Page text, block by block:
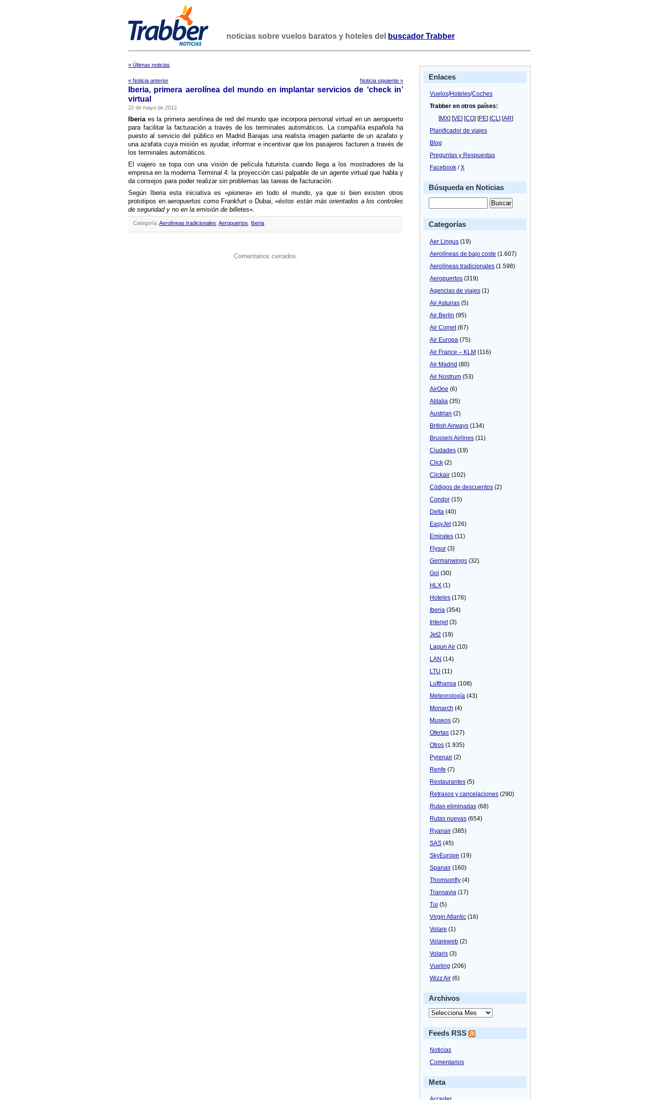
noticias sobre vuelos baratos y hoteles del buscador Trabber
» Últimas noticias
« Noticia anterior Noticia siguiente »
Iberia, primera aerolí­nea del mundo en implantar servicios de ‘check in’
virtual
22 de mayo de 2012
Iberiaes la primera aerolí­nea de red del mundo que incorpora personal virtual en un aeropuerto
para facilitar la facturación a través de los terminales automáticos. La compañí­a española ha
puesto al servicio del público en Madrid Barajas una realista imagen parlante de un azafato y
una azafata cuya misión es ayudar, informar e incentivar que los pasajeros facturen a través de
los terminales automáticos.
El viajero se topa con una visión de pelí­cula futurista cuando llega a los mostradores de la
empresa en la moderna Terminal 4: la proyección casi palpable de un agente virtual que habla y
da consejos para poder realizar sin problemas las tareas de facturación.
Según Iberia esta iniciativa es «pionera» en todo el mundo, ya que si bien existen otros
prototipos en aeropuertos como Frankfurt o Dubai, «éstos están más orientados a los controles
de seguridad y no en la emisión de billetes«.
Categoría: Aerolíneas tradicionales Aeropuertos Iberia
Comentarios cerrados.
Enlaces
Vuelos/Hoteles/Coches
Trabber en otros países:
[MX] [VE] [CO] [PE] [CL] [AR]
Planificador de viajes
Blog
Preguntas y Respuestas
Facebook /X
Búsqueda en Noticias
Categorías
Aer Lingus (19)
Aerolíneas de bajo coste (1.607)
Aerolíneas tradicionales (1.598)
Aeropuertos (319)
Agencias de viajes (1)
Air Asturias (5)
Air Berlin (95)
Air Comet(67)
Air Europa (75)
Air France – KLM (116)
Air Madrid (80)
Air Nostrum (53)
AirOne (6)
Alitalia (35)
Austrian (2)
British Airways (134)
Brussels Airlines (11)
Ciudades (19)
Click (2)
Clickair (102)
Códigos de descuentos (2)
Condor (15)
Delta (40)
EasyJet(126)
Emirates (11)
Flysur (3)
Germanwings (32)
Gol (30)
HLX (1)
Hoteles (176)
Iberia (354)
Interjet(3)
Jet2 (19)
Lagun Air (10)
LAN (14)
LTU (11)
Lufthansa (108)
Meteorologí­a (43)
Monarch (4)
Museos (2)
Ofertas (127)
Otros (1.935)
Pyrenair (2)
Renfe (7)
Restaurantes (5)
Retrasos y cancelaciones (290)
Rutas eliminadas (68)
Rutas nuevas (654)
Ryanair (385)
SAS (45)
SkyEurope (19)
Spanair (160)
Thomsonfly (4)
Transavia (17)
Tui (5)
Virgin Atlantic (16)
Volare (1)
Volareweb (2)
Volaris (3)
Vueling (206)
Wizz Air (6)
Archivos
Feeds RSS
Noticias
Comentarios
Meta